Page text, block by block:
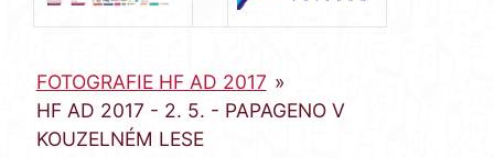
FOTOGRAFIE HF AD 2017 »
HF AD 2017 - 2. 5. - PAPAGENO V
KOUZELNÉM LESE